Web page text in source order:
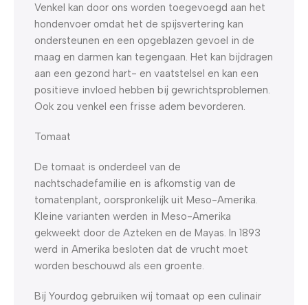
Venkel kan door ons worden toegevoegd aan het
hondenvoer omdat het de spijsvertering kan
ondersteunen en een opgeblazen gevoel in de
maag en darmen kan tegengaan. Het kan bijdragen
aan een gezond hart- en vaatstelsel en kan een
positieve invloed hebben bij gewrichtsproblemen.
Ook zou venkel een frisse adem bevorderen.
Tomaat
De tomaat is onderdeel van de
nachtschadefamilie en is afkomstig van de
tomatenplant, oorspronkelijk uit Meso-Amerika.
Kleine varianten werden in Meso-Amerika
gekweekt door de Azteken en de Mayas. In 1893
werd in Amerika besloten dat de vrucht moet
worden beschouwd als een groente.
Bij Yourdog gebruiken wij tomaat op een culinair